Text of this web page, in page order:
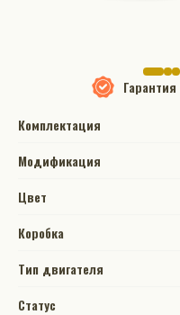
Гарантия
Комплектация
Модификация
Цвет
Коробка
Тип двигателя
Статус